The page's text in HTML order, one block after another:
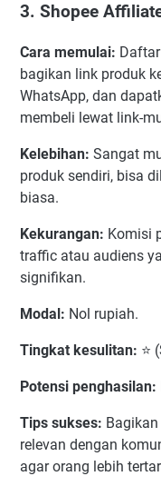
3. Shopee
Cara memulai:
bagikan link produk
WhatsApp, dan
membeli lewat link-
Kelebihan: Sangat
produk sendiri, bisa
biasa.
Kekurangan: Komisi
traffic atau audiens
signifikan.
Modal: Nol rupiah.
Tingkat kesulitan: ⭐
Potensi penghasilan:
Tips sukses:
relevan dengan
agar orang lebih